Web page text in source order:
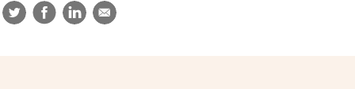
TwitterFacebookLinkedIn
E-
post